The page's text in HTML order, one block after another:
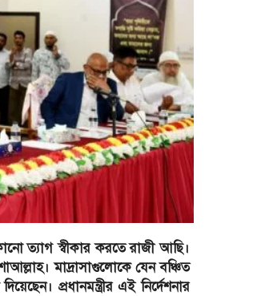
ত্যাগ স্বীকার করতে রাজী আছি।
মাদ্রাসাগুলোকে যেন বঞ্চিত
প্রধানমন্ত্রীর এই নির্দেশনার